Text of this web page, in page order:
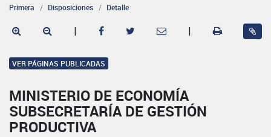
Primera Disposiciones Detalle
| |
VER PÁGINAS PUBLICADAS
MINISTERIO DE ECONOMÍA
SUBSECRETARÍA DE GESTIÓN
PRODUCTIVA